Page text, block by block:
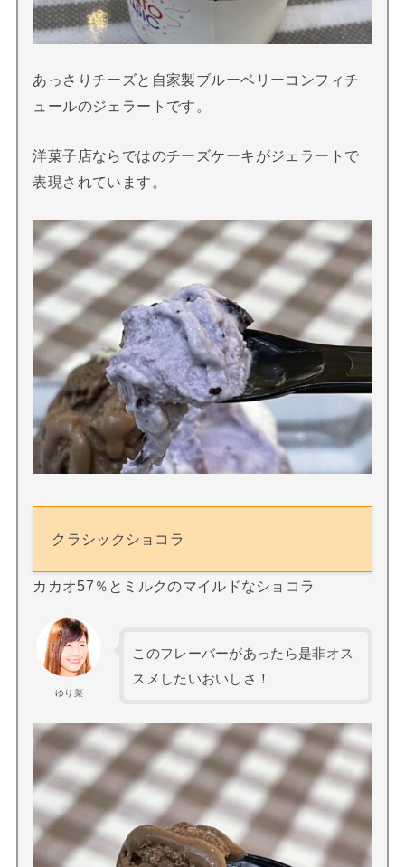
あっさりチーズと自家製ブルーベリーコンフィチ
ュールのジェラートです。
洋菓子店ならではのチーズケーキがジェラートで
表現されています。
クラシックショコラ
カカオ57％とミルクのマイルドなショコラ
ゆり菜
このフレーバーがあったら是非オス
スメしたいおいしさ！